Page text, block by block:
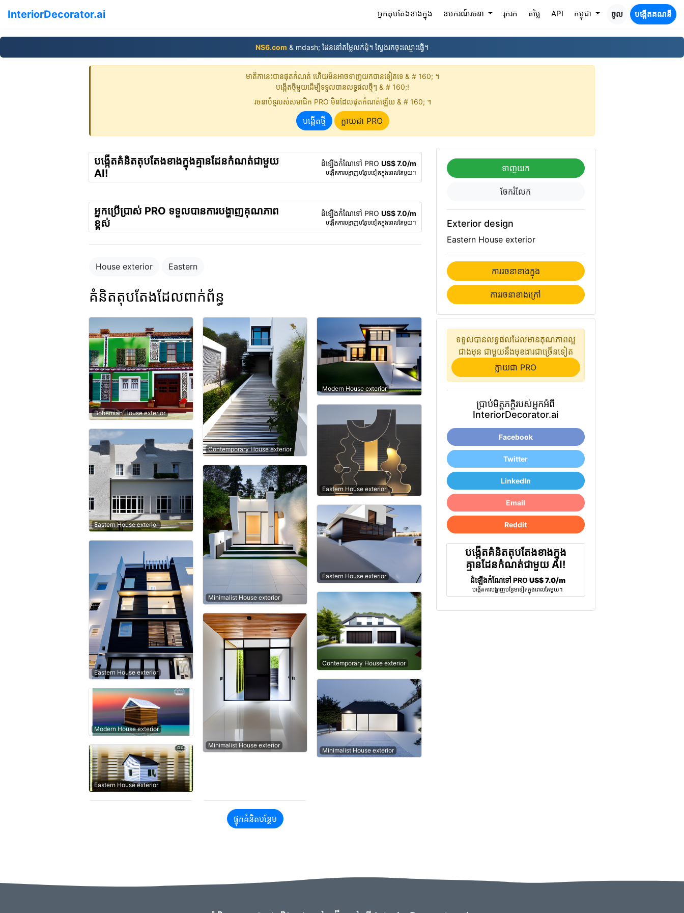
InteriorDecorator.ai អ្នកតុបតែងខាងក្នុង (current)
ឧបករណ៍​រចនា រុករក តម្លៃ API កម្ពុជា ចូល បង្កើតគណនី
NS6.com & mdash; ដែននៅតម្លៃលក់ដុំ។ ស្វែងរកចុះឈ្មោះធ្វើ។
មាតិកា​នេះ​បាន​ផុត​កំណត់ ហើយ​មិន​អាច​ទាញយក​បាន​ទៀត​ទេ & # 160; ។
បង្កើត​ថ្មី​មួយ​ដើម្បី​ទទួល​បាន​លទ្ធផល​ថ្មីៗ & # 160;!
រចនាប័ទ្ម​របស់​សមាជិក PRO មិន​ដែល​ផុត​កំណត់​ឡើយ & # 160; ។
បង្កើត​ថ្មី ក្លាយជា PRO
បង្កើតគំនិតតុបតែងខាងក្នុងគ្មានដែនកំណត់ជាមួយ
AI!
ដំឡើងកំណែទៅ PRO US$ 7.0/m
បង្កើត​ការ​បង្ហាញ​បន្ថែម​ទៀត​ក្នុង​ពេល​តែ​មួយ។
អ្នកប្រើប្រាស់ PRO ទទួលបានការបង្ហាញគុណភាព
ខ្ពស់
ដំឡើងកំណែទៅ PRO US$ 7.0/m
បង្កើត​ការ​បង្ហាញ​បន្ថែម​ទៀត​ក្នុង​ពេល​តែ​មួយ។
House exterior Eastern
គំនិតតុបតែងដែលពាក់ព័ន្ធ
Bohemian House exterior
Eastern House exterior
Eastern House exterior
Modern House exterior
Eastern House exterior
Contemporary House exterior
Minimalist House exterior
Minimalist House exterior
Modern House exterior
Eastern House exterior
Eastern House exterior
Contemporary House exterior
Minimalist House exterior
ផ្ទុកគំនិតបន្ថែម
ទាញយក
ចែករំលែក
Exterior design
Eastern House exterior
ការ​រចនា​ខាង​ក្នុង
ការ​រចនា​ខាងក្រៅ
ទទួលបានលទ្ធផលដែលមានគុណភាពល្អ
ជាងមុន ជាមួយនឹងមុខងារជាច្រើនទៀត
ក្លាយជា PRO
ប្រាប់មិត្តភក្តិរបស់អ្នកអំពី
InteriorDecorator.ai
Facebook
Twitter
LinkedIn
Email
Reddit
បង្កើតគំនិតតុបតែងខាងក្នុង
គ្មានដែនកំណត់ជាមួយ AI!
ដំឡើងកំណែទៅ PROUS$ 7.0/m
បង្កើត​ការ​បង្ហាញ​បន្ថែម​ទៀត​ក្នុង​ពេល​តែ​មួយ។